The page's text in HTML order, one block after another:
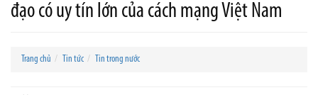
đạo có uy tín lớn của cách mạng Việt Nam
Trang chủ Tin tức Tin trong nước